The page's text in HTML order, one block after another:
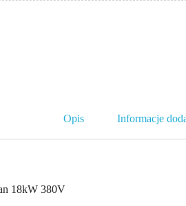
Opis Informacje
18kW 380V